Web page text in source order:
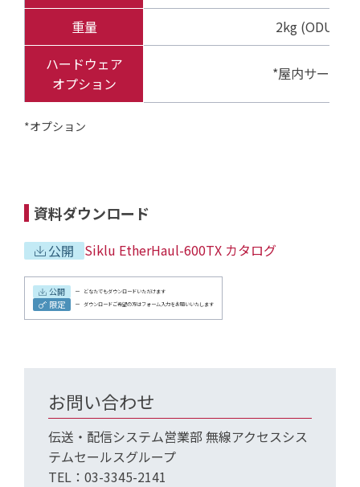
重量
2kg (ODU＋
ハードウェア
オプション
*屋内サージプ
*オプション
資料ダウンロード
公開 Siklu EtherHaul-600TX カタログ
公開 どなたでもダウンロードいただけます
限定 ダウンロードご希望の方はフォーム入力をお願いいたします
お問い合わせ
伝送・配信システム営業部 無線アクセスシス
テムセールスグループ
TEL：03-3345-2141